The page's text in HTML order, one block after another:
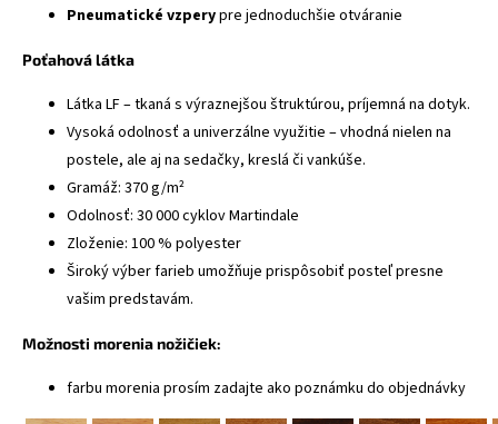
Pneumatické vzperypre jednoduchšie otváranie
Poťahová látka
Látka LF – tkaná s výraznejšou štruktúrou, príjemná na dotyk.
Vysoká odolnosť a univerzálne využitie – vhodná nielen na
postele, ale aj na sedačky, kreslá či vankúše.
Gramáž: 370 g/m²
Odolnosť: 30 000 cyklov Martindale
Zloženie: 100 % polyester
Široký výber farieb umožňuje prispôsobiť posteľ presne
vašim predstavám.
Možnosti morenia nožičiek:
farbu morenia prosím zadajte ako poznámku do objednávky